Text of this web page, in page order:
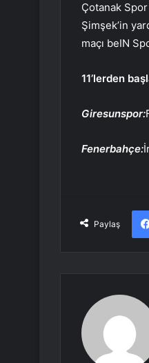
Çotanak
Şimşek’in
maçı beIN
11’lerden
Giresunspor:
Fenerbahçe:
Paylaş